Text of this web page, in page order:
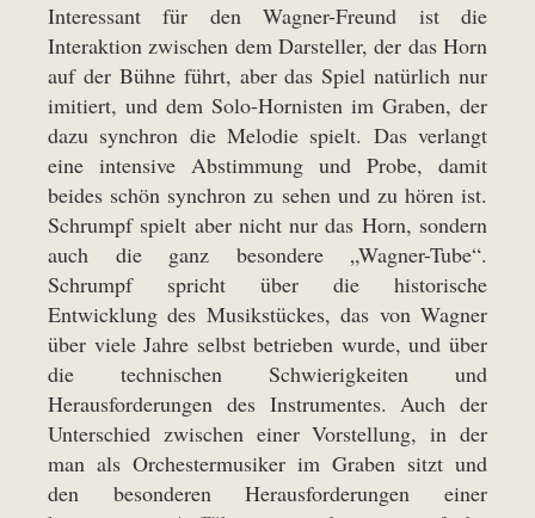
Interessant für den Wagner-Freund ist die
Interaktion zwischen dem Darsteller, der das Horn
auf der Bühne führt, aber das Spiel natürlich nur
imitiert, und dem Solo-Hornisten im Graben, der
dazu synchron die Melodie spielt. Das verlangt
eine intensive Abstimmung und Probe, damit
beides schön synchron zu sehen und zu hören ist.
Schrumpf spielt aber nicht nur das Horn, sondern
auch die ganz besondere „Wagner-Tube“.
Schrumpf spricht über die historische
Entwicklung des Musikstückes, das von Wagner
über viele Jahre selbst betrieben wurde, und über
die technischen Schwierigkeiten und
Herausforderungen des Instrumentes. Auch der
Unterschied zwischen einer Vorstellung, in der
man als Orchestermusiker im Graben sitzt und
den besonderen Herausforderungen einer